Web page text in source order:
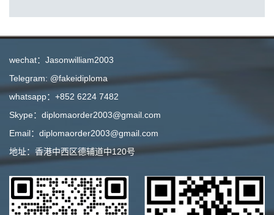
wechat：Jasonwilliam2003
Telegram: @fakeidiploma
whatsapp：+852 6224 7482
Skype：diplomaorder2003@gmail.com
Email：diplomaorder2003@gmail.com
地址：香港中西区德辅道中120号